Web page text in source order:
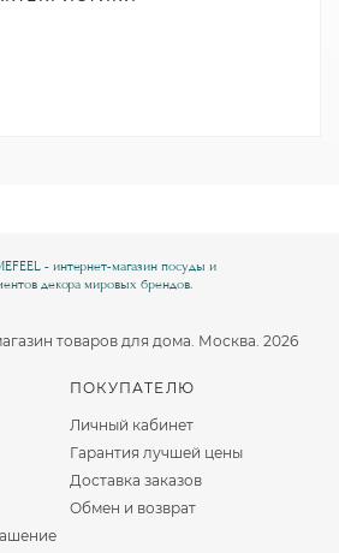
ПОКУПАТЕЛЮ
Личный кабинет
Гарантия лучшей цены
Доставка заказов
Обмен и возврат
- интернет-магазин посуды и
декора мировых брендов.
товаров для дома. Москва. 2026